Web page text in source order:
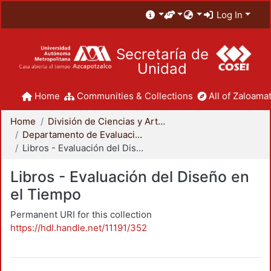
Log In
Secretaría de
Unidad
Home Communities & Collections All of
Home
División de Ciencias y Artes para el Diseño
Departamento de Evaluación del Diseño en el Tiempo
Libros - Evaluación del Diseño en el Tiempo
Libros - Evaluación del Diseño en
el Tiempo
Permanent URI for this collection
https://hdl.handle.net/11191/352